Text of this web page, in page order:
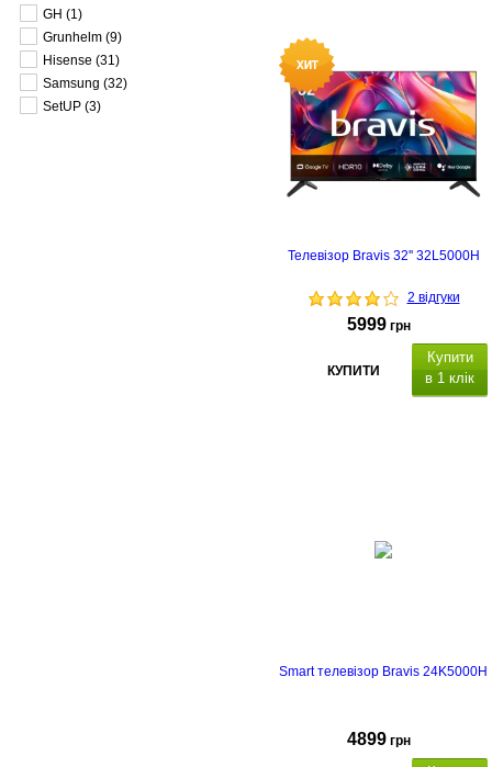
GH (1)
Grunhelm (9)
Hisense (31)
Samsung (32)
SetUP (3)
Телевізор Bravis 32'' 32L5000H
2 відгуки
5999 грн
КУПИТИ
Купити
в 1 клік
Smart телевізор Bravis 24K5000H
4899 грн